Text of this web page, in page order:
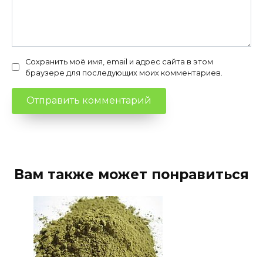
Сохранить моё имя, email и адрес сайта в этом
браузере для последующих моих комментариев.
Вам также может понравиться